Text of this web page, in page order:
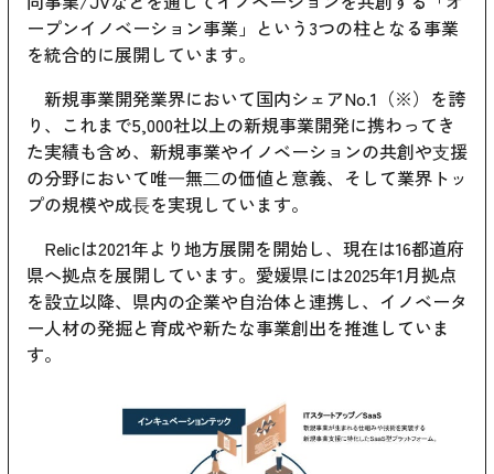
ープンイノベーション事業」という3つの柱となる事業
を統合的に展開しています。
新規事業開発業界において国内シェアNo.1（※）を誇
り、これまで5,000社以上の新規事業開発に携わってき
た実績も含め、新規事業やイノベーションの共創や⽀援
の分野において唯⼀無⼆の価値と意義、そして業界トッ
プの規模や成⻑を実現しています。
Relicは2021年より地方展開を開始し、現在は16都道府
県へ拠点を展開しています。愛媛県には2025年1月拠点
を設立以降、県内の企業や自治体と連携し、イノベータ
ー人材の発掘と育成や新たな事業創出を推進していま
す。